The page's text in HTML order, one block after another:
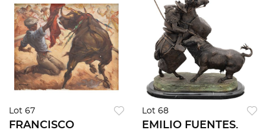
Lot 67
FRANCISCO
Lot 68
EMILIO FUENTES.